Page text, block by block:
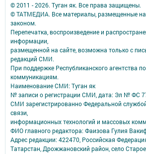
© 2011 - 2026. Туган як. Все права защищены.
© ТАТМЕДИА. Все материалы, размещенные
законом.
Перепечатка, воспроизведение и
информации,
размещенной на сайте, возможна только с
редакций СМИ.
При поддержке Республиканского агентства
коммуникациям.
Наименование СМИ: Туган як
№ записи о регистрации СМИ, дата: Эл № ФС
СМИ зарегистрированно Федеральной
связи,
информационных технологий и массовых
ФИО главного редактора: Фаизова Гулия
Адрес редакции: 422470, Российская
Татарстан, Дрожжановский район, село